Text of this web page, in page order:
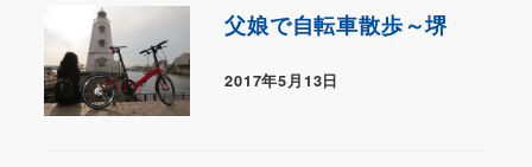
父娘で自転車散歩～堺
2017年5月13日